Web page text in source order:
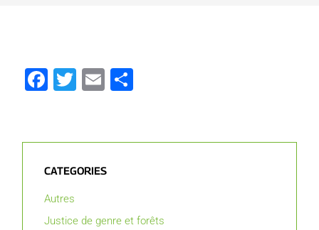
Facebook
Twitter
Email
CATEGORIES
Autres
Justice de genre et forêts